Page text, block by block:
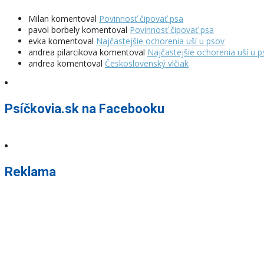
Milan komentoval Povinnosť čipovať psa
pavol borbely komentoval Povinnosť čipovať psa
evka komentoval Najčastejšie ochorenia uší u psov
andrea pilarcikova komentoval Najčastejšie ochorenia uší u
andrea komentoval Československý vlčiak
Psíčkovia.sk na Facebooku
Reklama